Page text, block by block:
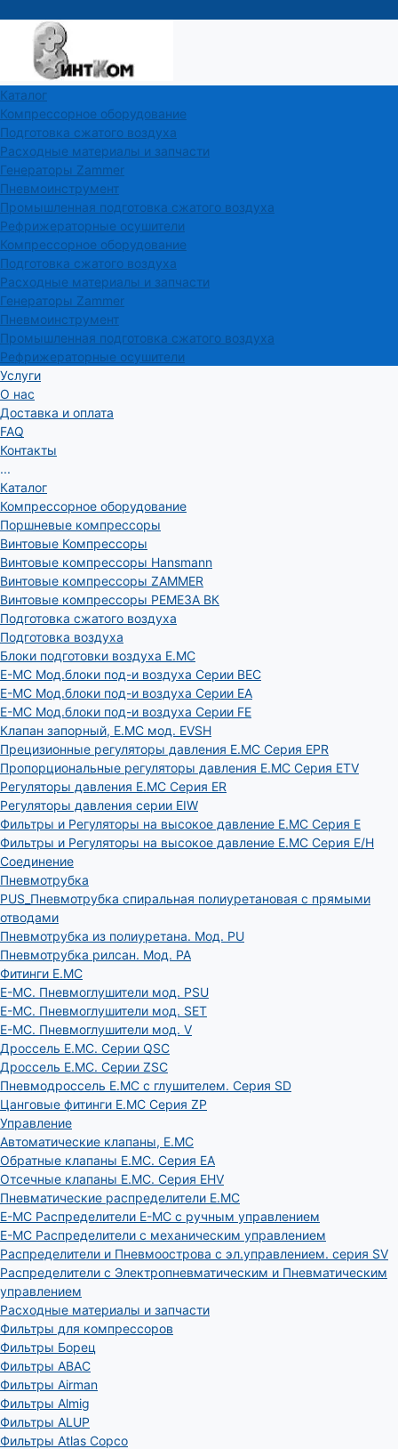
Каталог
Компрессорное оборудование
Подготовка сжатого воздуха
Расходные материалы и запчасти
Генераторы Zammer
Пневмоинструмент
Промышленная подготовка сжатого воздуха
Рефрижераторные осушители
Компрессорное оборудование
Подготовка сжатого воздуха
Расходные материалы и запчасти
Генераторы Zammer
Пневмоинструмент
Промышленная подготовка сжатого воздуха
Рефрижераторные осушители
Услуги
О нас
Доставка и оплата
FAQ
Контакты
...
Каталог
Компрессорное оборудование
Поршневые компрессоры
Винтовые Компрессоры
Винтовые компрессоры Hansmann
Винтовые компрессоры ZAMMER
Винтовые компрессоры РЕМЕЗА ВК
Подготовка сжатого воздуха
Подготовка воздуха
Блоки подготовки воздуха E.MC
E-MC Мод.блоки под-и воздуха Серии BEC
E-MC Мод.блоки под-и воздуха Серии EA
E-MC Мод.блоки под-и воздуха Серии FE
Клапан запорный, E.MC мод. EVSH
Прецизионные регуляторы давления E.MC Серия EPR
Пропорциональные регуляторы давления E.MC Серия ETV
Регуляторы давления E.MC Серия ER
Регуляторы давления серии EIW
Фильтры и Регуляторы на высокое давление E.MC Серия E
Фильтры и Регуляторы на высокое давление E.MC Серия E/H
Соединение
Пневмотрубка
PUS_Пневмотрубка спиральная полиуретановая с прямыми
отводами
Пневмотрубка из полиуретана. Мод. РU
Пневмотрубка рилсан. Мод. PA
Фитинги E.MC
E-MC. Пневмоглушители мод. PSU
E-MC. Пневмоглушители мод. SET
E-MC. Пневмоглушители мод. V
Дроссель E.MC. Серии QSC
Дроссель E.MC. Серии ZSC
Пневмодроссель E.MC с глушителем. Серия SD
Цанговые фитинги E.MC Серия ZP
Управление
Автоматические клапаны, Е.МС
Обратные клапаны E.MC. Серия EA
Отсечные клапаны E.MC. Серия EHV
Пневматические распределители E.MC
E-MC Распределители E-MC с ручным управлением
E-MC Распределители с механическим управлением
Распределители и Пневмоострова с эл.управлением. серия SV
Распределители с Электропневматическим и Пневматическим
управлением
Расходные материалы и запчасти
Фильтры для компрессоров
Фильтры Борец
Фильтры ABAC
Фильтры Airman
Фильтры Almig
Фильтры ALUP
Фильтры Atlas Copco